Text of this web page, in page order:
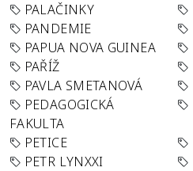
PALAČINKY
PANDEMIE
PAPUA NOVA GUINEA
PAŘÍŽ
PAVLA SMETANOVÁ
PEDAGOGICKÁ
FAKULTA
PETICE
PETR LYNXXI